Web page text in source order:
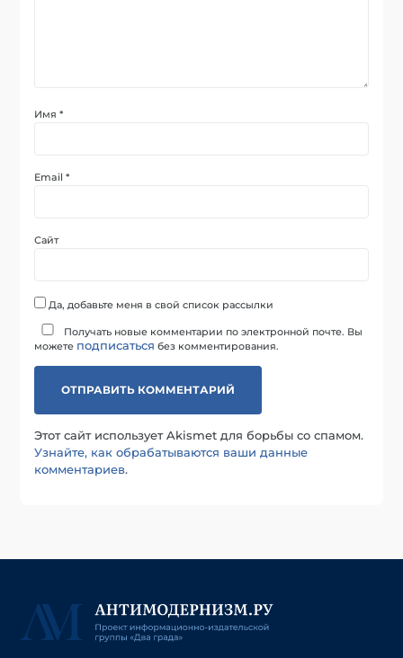
Имя*
Email*
Сайт
Да, добавьте меня в свой список рассылки
Получать новые комментарии по электронной почте. Вы
можете подписаться без комментирования.
Этот сайт использует Akismet для борьбы со спамом.
Узнайте, как обрабатываются ваши данные
комментариев.